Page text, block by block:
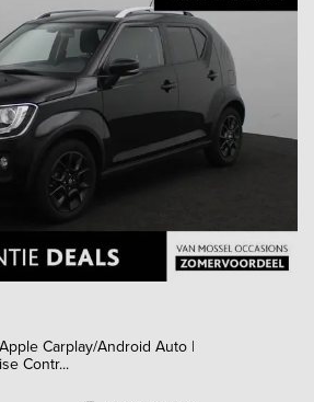
Carplay/Android Auto |
Contr...